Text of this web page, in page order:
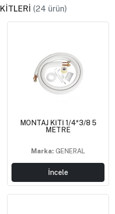
(24 ürün)
MONTAJ KİTİ 1/4*3/8 5
METRE
Marka: GENERAL
İncele